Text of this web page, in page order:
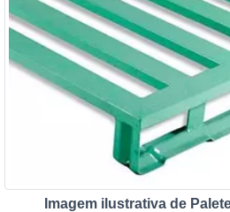
Imagem ilustrativa de